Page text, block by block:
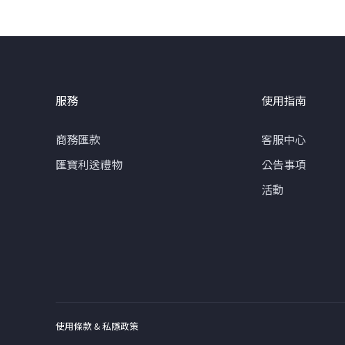
服務
商務匯款
匯寶利送禮物
使用指南
客服中心
公告事項
活動
使用條款 & 私隱政策